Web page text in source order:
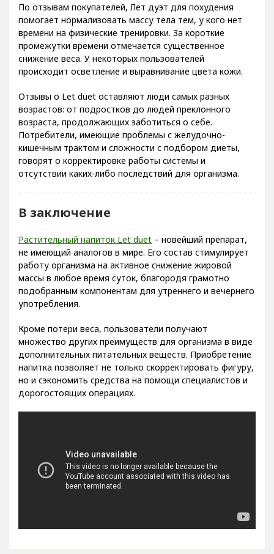
По отзывам покупателей, Лет дуэт для похудения
помогает нормализовать массу тела тем, у кого нет
времени на физические тренировки. За короткие
промежутки времени отмечается существенное
снижение веса. У некоторых пользователей
происходит осветление и выравнивание цвета кожи.
Отзывы о Let duet оставляют люди самых разных
возрастов: от подростков до людей преклонного
возраста, продолжающих заботиться о себе.
Потребители, имеющие проблемы с желудочно-
кишечным трактом и сложности с подбором диеты,
говорят о корректировке работы системы и
отсутствии каких-либо последствий для организма.
В заключение
Растительный напиток Let duet – новейший препарат,
не имеющий аналогов в мире. Его состав стимулирует
работу организма на активное снижение жировой
массы в любое время суток, благородя грамотно
подобранным компонентам для утреннего и вечернего
употребления.
Кроме потери веса, пользователи получают
множество других преимуществ для организма в виде
дополнительных питательных веществ. Приобретение
напитка позволяет не только скорректировать фигуру,
но и сэкономить средства на помощи специалистов и
дорогостоящих операциях.